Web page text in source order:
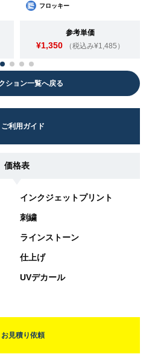
ご利用ガイド
価格表
インクジェットプリント
刺繍
ラインストーン
仕上げ
UVデカール
お見積り依頼
フロッキー
参考単価
¥1,350 （税込み¥1,485）
ション一覧へ戻る